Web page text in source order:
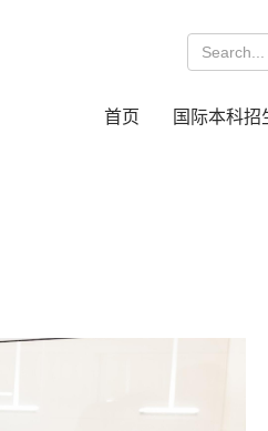
首页 国际本科招